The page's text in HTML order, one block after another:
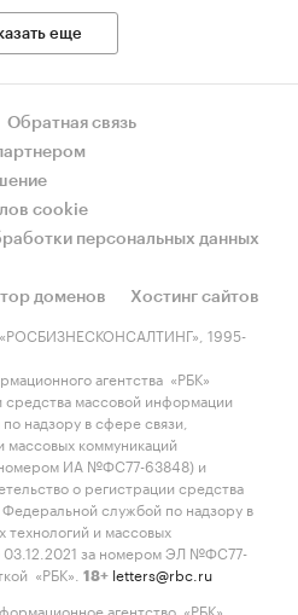
еще
Обратная связь
cookie
персональных данных
доменов
Хостинг сайтов
1995-
агентства «РБК»
средства массовой информации
надзору в сфере связи,
коммуникаций
номером ИА №ФС77-63848) и
о регистрации средства
службой по надзору в
и массовых
03.12.2021 за номером ЭЛ №ФС77-
«РБК».
18+ letters@rbc.ru
агентство «РБК».